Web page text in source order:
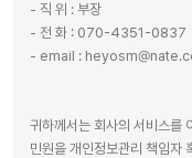
- 직 위 : 부장
- 전 화 : 070-4351-0837
- email :
귀하께서는 회사의 서비스를
민원을 개인정보관리 책임자